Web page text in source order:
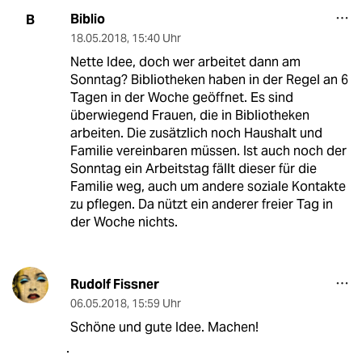
B Biblio
18.05.2018, 15:40 Uhr
Nette Idee, doch wer arbeitet dann am
Sonntag? Bibliotheken haben in der Regel an 6
Tagen in der Woche geöffnet. Es sind
überwiegend Frauen, die in Bibliotheken
arbeiten. Die zusätzlich noch Haushalt und
Familie vereinbaren müssen. Ist auch noch der
Sonntag ein Arbeitstag fällt dieser für die
Familie weg, auch um andere soziale Kontakte
zu pflegen. Da nützt ein anderer freier Tag in
der Woche nichts.
Rudolf Fissner
06.05.2018, 15:59 Uhr
Schöne und gute Idee. Machen!